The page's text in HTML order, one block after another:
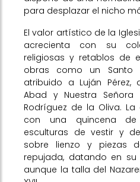
para desplazar el nicho
El valor artístico de la
acrecienta con su
religiosas y retablos de
obras como un Santo
atribuido a Luján
Abad y Nuestra
Rodríguez de la Oliva.
con una quincena
esculturas de vestir y
sobre lienzo y piezas
repujada, datando en su
aunque la talla del